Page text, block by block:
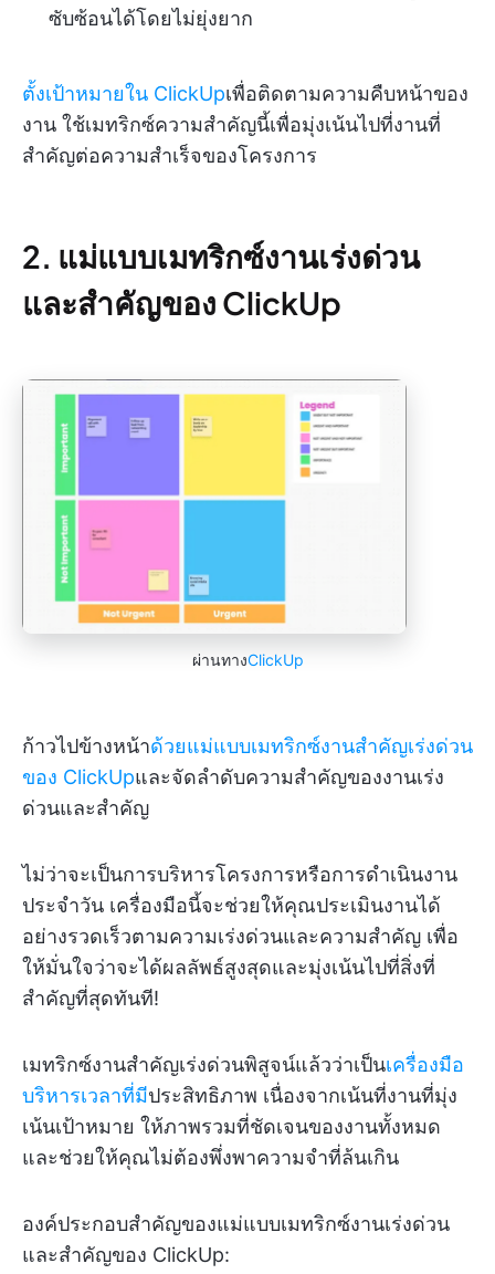
ซับซ้อนได้โดยไม่ยุ่งยาก
ตั้งเป้าหมายใน ClickUpเพื่อติดตามความคืบหน้าของ
งาน ใช้เมทริกซ์ความสำคัญนี้เพื่อมุ่งเน้นไปที่งานที่
สำคัญต่อความสำเร็จของโครงการ
2. แม่แบบเมทริกซ์งานเร่งด่วน
และสำคัญของ ClickUp
ผ่านทางClickUp
ก้าวไปข้างหน้าด้วยแม่แบบเมทริกซ์งานสำคัญเร่งด่วน
ของ ClickUpและจัดลำดับความสำคัญของงานเร่ง
ด่วนและสำคัญ
ไม่ว่าจะเป็นการบริหารโครงการหรือการดำเนินงาน
ประจำวัน เครื่องมือนี้จะช่วยให้คุณประเมินงานได้
อย่างรวดเร็วตามความเร่งด่วนและความสำคัญ เพื่อ
ให้มั่นใจว่าจะได้ผลลัพธ์สูงสุดและมุ่งเน้นไปที่สิ่งที่
สำคัญที่สุดทันที!
เมทริกซ์งานสำคัญเร่งด่วนพิสูจน์แล้วว่าเป็นเครื่องมือ
บริหารเวลาที่มีประสิทธิภาพ เนื่องจากเน้นที่งานที่มุ่ง
เน้นเป้าหมาย ให้ภาพรวมที่ชัดเจนของงานทั้งหมด
และช่วยให้คุณไม่ต้องพึ่งพาความจำที่ล้นเกิน
องค์ประกอบสำคัญของแม่แบบเมทริกซ์งานเร่งด่วน
และสำคัญของ ClickUp: